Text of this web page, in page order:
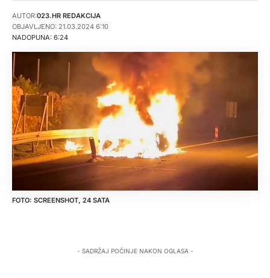
NADOPUNA: 6:24
AUTOR:023.HR REDAKCIJA
OBJAVLJENO: 21.03.2024 6:10
SCREENSHOT, 24 SATA
- SADRŽAJ POČINJE NAKON OGLASA -